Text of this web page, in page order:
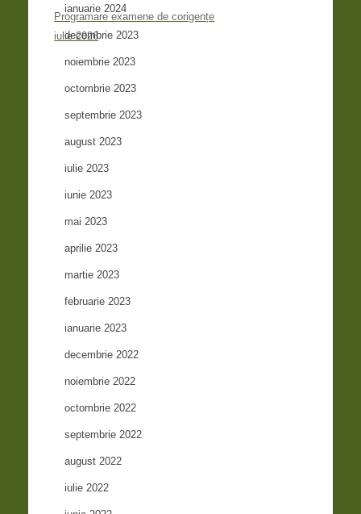
Programare examene de corigențe
iulie 2026
ianuarie 2024
decembrie 2023
noiembrie 2023
octombrie 2023
septembrie 2023
august 2023
iulie 2023
iunie 2023
mai 2023
aprilie 2023
martie 2023
februarie 2023
ianuarie 2023
decembrie 2022
noiembrie 2022
octombrie 2022
septembrie 2022
august 2022
iulie 2022